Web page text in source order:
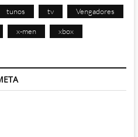
tunos tv Vengadores
x-men xbox